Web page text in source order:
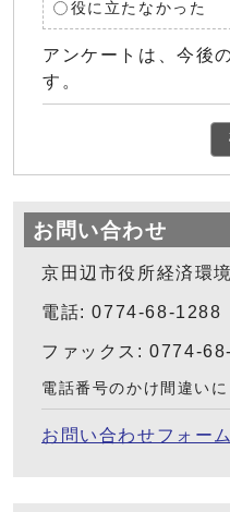
役に立たなかった
アンケートは、今後
す。
お問い合わせ
京田辺市役所経済環
電話: 0774-68-1288
ファックス: 0774-
電話番号のかけ間違いに
お問い合わせフォーム